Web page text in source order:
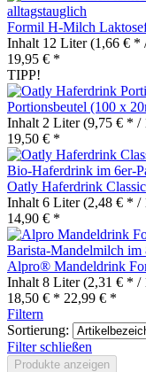
Formil H-Milch
Inhalt 12 Liter(1,66 € *
19,95 € *
TIPP!
Portionsbeutel (100 x
Inhalt 2 Liter(9,75 € * /
19,50 € *
Oatly Haferdrink
Inhalt 6 Liter(2,48 € * /
14,90 € *
Alpro® Mandeldrink
Inhalt 8 Liter(2,31 € * /
18,50 € * 22,99 € *
Filtern
Sortierung:
Filter schließen
Produkte anzeigen